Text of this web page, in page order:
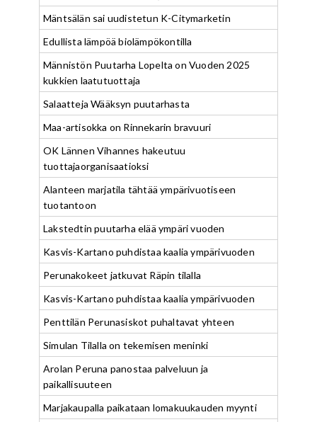
Mäntsälän sai uudistetun K-Citymarketin
Edullista lämpöä biolämpökontilla
Männistön Puutarha Lopelta on Vuoden 2025
kukkien laatutuottaja
Salaatteja Wääksyn puutarhasta
Maa-artisokka on Rinnekarin bravuuri
OK Lännen Vihannes hakeutuu
tuottajaorganisaatioksi
Alanteen marjatila tähtää ympärivuotiseen
tuotantoon
Lakstedtin puutarha elää ympäri vuoden
Kasvis-Kartano puhdistaa kaalia ympärivuoden
Perunakokeet jatkuvat Räpin tilalla
Kasvis-Kartano puhdistaa kaalia ympärivuoden
Penttilän Perunasiskot puhaltavat yhteen
Simulan Tilalla on tekemisen meninki
Arolan Peruna panostaa palveluun ja
paikallisuuteen
Marjakaupalla paikataan lomakuukauden myynti